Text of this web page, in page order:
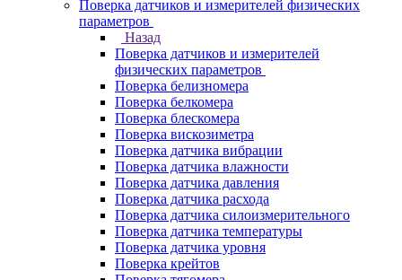
Поверка датчиков и измерителей физических
параметров
Назад
Поверка датчиков и измерителей
физических параметров
Поверка белизномера
Поверка белкомера
Поверка блескомера
Поверка вискозиметра
Поверка датчика вибрации
Поверка датчика влажности
Поверка датчика давления
Поверка датчика расхода
Поверка датчика силоизмерительного
Поверка датчика температуры
Поверка датчика уровня
Поверка крейтов